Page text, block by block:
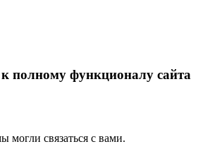
полному функционалу сайта
могли связаться с вами.